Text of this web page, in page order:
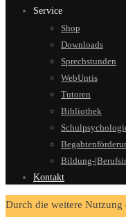
Service
Shop
Downloads
Sprechstunden
WebUntis
Tutoren
Bibliothek
Bildung-
Kontakt
Durch die weitere